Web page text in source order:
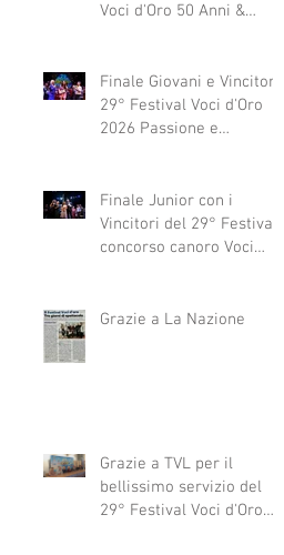
Voci d'Oro 50 Anni &
abbracciano"
Finale Giovani e Vincitori
29° Festival Voci d'Oro
2026 Passione e
Finale Junior con i
Vincitori del 29° Festival
concorso canoro Voci
Grazie a La Nazione
Grazie a TVL per il
bellissimo servizio del
29° Festival Voci d'Oro